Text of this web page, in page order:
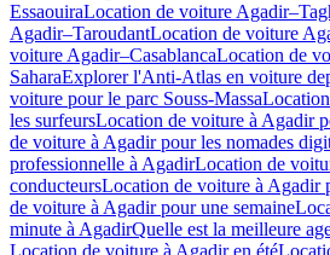
EssaouiraLocation de voiture
Agadir–TaroudantLocation de voiture
voiture Agadir–CasablancaLocation de
SaharaExplorer l'Anti-Atlas en voiture
voiture pour le parc Souss-Massa
les surfeursLocation de voiture à Agadir
de voiture à Agadir pour les nomades
professionnelle à AgadirLocation de
conducteursLocation de voiture à Agadir
de voiture à Agadir pour une semaine
minute à AgadirQuelle est la meilleure
Location de voiture à Agadir en été